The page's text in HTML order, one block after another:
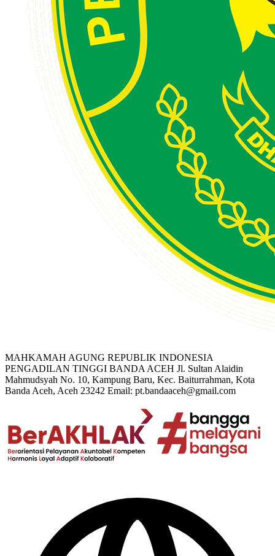
MAHKAMAH AGUNG REPUBLIK INDONESIA
PENGADILAN TINGGI BANDA ACEH Jl. Sultan Alaidin
Mahmudsyah No. 10, Kampung Baru, Kec. Baiturrahman, Kota
Banda Aceh, Aceh 23242 Email: pt.bandaaceh@gmail.com